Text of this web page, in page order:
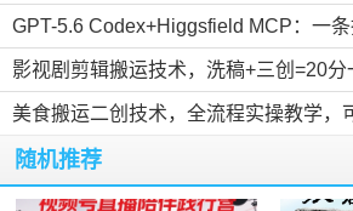
家，...
GPT-5.6 Codex+Higgsfield MCP：一
并...
影视剧剪辑搬运技术，洗稿+三创=20分
美食搬运二创技术，全流程实操教学，
随机推荐